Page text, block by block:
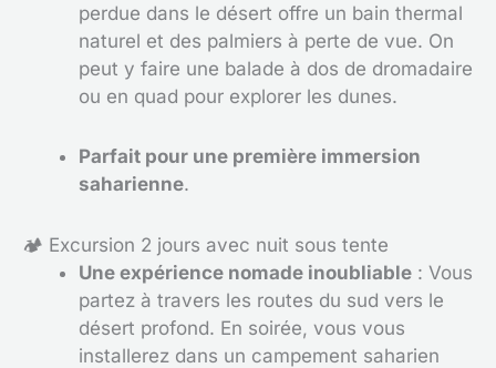
perdue dans le désert offre un bain thermal
naturel et des palmiers à perte de vue. On
peut y faire une balade à dos de dromadaire
ou en quad pour explorer les dunes.
Parfait pour une première immersion
saharienne.
🏕️ Excursion 2 jours avec nuit sous tente
Une expérience nomade inoubliable : Vous
partez à travers les routes du sud vers le
désert profond. En soirée, vous vous
installerez dans un campement saharien